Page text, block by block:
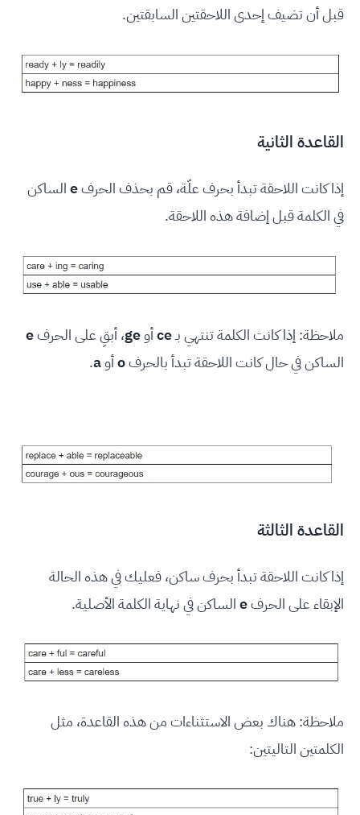
قبل أن تضيف إحدى اللاحقتين السابقتين.
القاعدة الثانية
إذا كانت اللاحقة تبدأ بحرف علّة، قم بحذف الحرفeالساكن
في الكلمة قبل إضافة هذه اللاحقة.
ملاحظة: إذا كانت الكلمة تنتهي بـceأوge، أبقِ على الحرفe
الساكن في حال كانت اللاحقة تبدأ بالحرفoأوa
.
القاعدة الثالثة
إذا كانت اللاحقة تبدأ بحرف ساكن، فعليك في هذه الحالة
الإبقاء على الحرفeالساكن في نهاية الكلمة الأصلية.
ملاحظة: هناك بعض الاستثناءات من هذه القاعدة، مثل
الكلمتين التاليتين: